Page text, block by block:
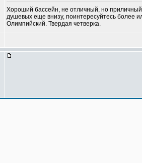
Хороший бассейн, не отличный, но
душевых еще внизу, поинтересуйтесь более
Олимпийский. Твердая четверка.